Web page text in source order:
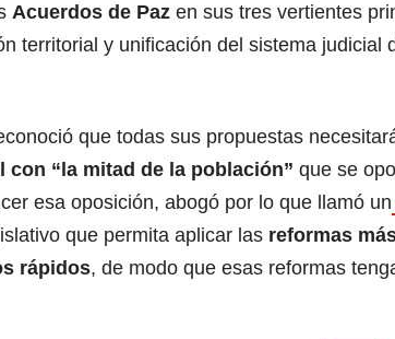
Acuerdos de Paz en sus tres vertientes
territorial y unificación del sistema judicial
que todas sus propuestas
con “la mitad de la población” que se
esa oposición, abogó por lo que llamó un
que permita aplicar las reformas
rápidos, de modo que esas reformas